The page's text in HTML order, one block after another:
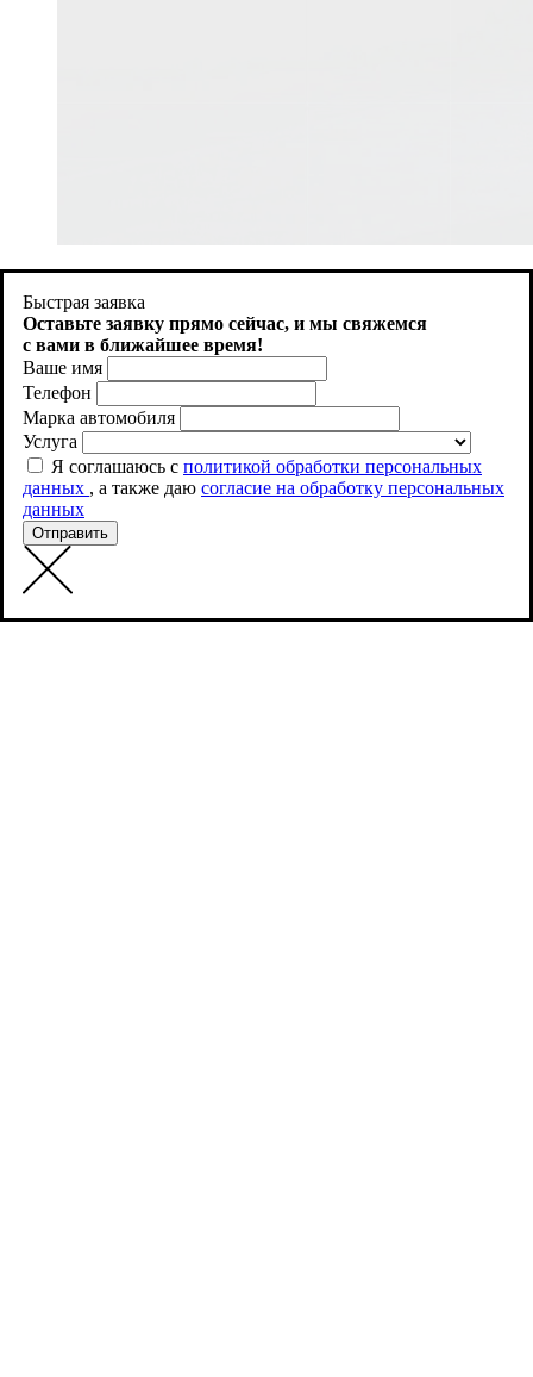
Быстрая заявка
Оставьте заявку прямо сейчас, и мы свяжемся
с вами в ближайшее время!
Ваше имя
Телефон
Марка автомобиля
Услуга
Я соглашаюсь с политикой обработки персональных
данных , а также даю согласие на обработку персональных
данных
Отправить
Продолжая использовать http://aquacity-kazan.ru , вы
соглашаетесь на использование файлов cookie. Как запретить
использование определенных файлов cookie можно найти в
Политике файлов Cookies
Принять